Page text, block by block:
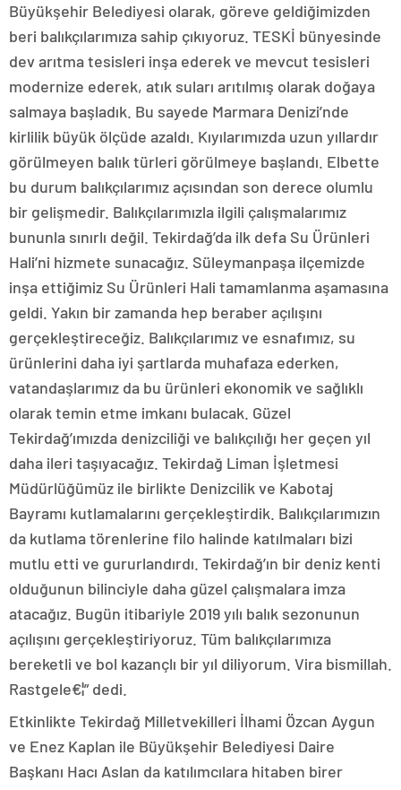
Büyükşehir Belediyesi olarak, göreve geldiğimizden
beri balıkçılarımıza sahip çıkıyoruz. TESKİ bünyesinde
dev arıtma tesisleri inşa ederek ve mevcut tesisleri
modernize ederek, atık suları arıtılmış olarak doğaya
salmaya başladık. Bu sayede Marmara Denizi’nde
kirlilik büyük ölçüde azaldı. Kıyılarımızda uzun yıllardır
görülmeyen balık türleri görülmeye başlandı. Elbette
bu durum balıkçılarımız açısından son derece olumlu
bir gelişmedir. Balıkçılarımızla ilgili çalışmalarımız
bununla sınırlı değil. Tekirdağ’da ilk defa Su Ürünleri
Hali’ni hizmete sunacağız. Süleymanpaşa ilçemizde
inşa ettiğimiz Su Ürünleri Hali tamamlanma aşamasına
geldi. Yakın bir zamanda hep beraber açılışını
gerçekleştireceğiz. Balıkçılarımız ve esnafımız, su
ürünlerini daha iyi şartlarda muhafaza ederken,
vatandaşlarımız da bu ürünleri ekonomik ve sağlıklı
olarak temin etme imkanı bulacak. Güzel
Tekirdağ’ımızda denizciliği ve balıkçılığı her geçen yıl
daha ileri taşıyacağız. Tekirdağ Liman İşletmesi
Müdürlüğümüz ile birlikte Denizcilik ve Kabotaj
Bayramı kutlamalarını gerçekleştirdik. Balıkçılarımızın
da kutlama törenlerine filo halinde katılmaları bizi
mutlu etti ve gururlandırdı. Tekirdağ’ın bir deniz kenti
olduğunun bilinciyle daha güzel çalışmalara imza
atacağız. Bugün itibariyle 2019 yılı balık sezonunun
açılışını gerçekleştiriyoruz. Tüm balıkçılarımıza
bereketli ve bol kazançlı bir yıl diliyorum. Vira bismillah.
Rastgele€¦” dedi.
Etkinlikte Tekirdağ Milletvekilleri İlhami Özcan Aygun
ve Enez Kaplan ile Büyükşehir Belediyesi Daire
Başkanı Hacı Aslan da katılımcılara hitaben birer